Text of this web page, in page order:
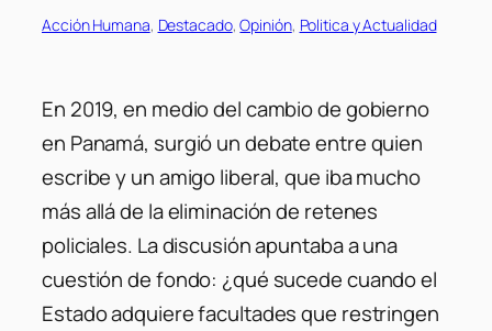
Acción Humana, Destacado, Opinión, Politica y Actualidad
En 2019, en medio del cambio de gobierno
en Panamá, surgió un debate entre quien
escribe y un amigo liberal, que iba mucho
más allá de la eliminación de retenes
policiales. La discusión apuntaba a una
cuestión de fondo: ¿qué sucede cuando el
Estado adquiere facultades que restringen